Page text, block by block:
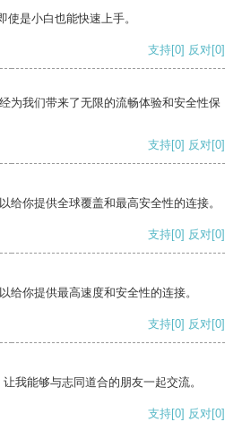
是小白也能快速上手。
支持[0] 反对[0]
为我们带来了无限的流畅体验和安全性保
支持[0] 反对[0]
给你提供全球覆盖和最高安全性的连接。
支持[0] 反对[0]
给你提供最高速度和安全性的连接。
支持[0] 反对[0]
我能够与志同道合的朋友一起交流。
支持[0] 反对[0]